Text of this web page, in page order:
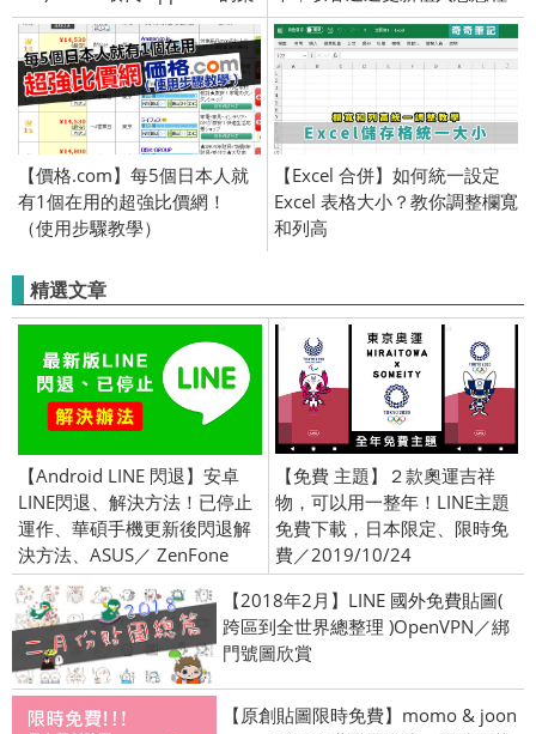
站組合包
式影响 Windows 7及XP / 國家
資通安全消息 防毒
【價格.com】每5個日本人就
有1個在用的超強比價網！
（使用步驟教學）
【Excel 合併】如何統一設定
Excel 表格大小？教你調整欄寬
和列高
精選文章
【Android LINE 閃退】安卓
LINE閃退、解決方法！已停止
運作、華碩手機更新後閃退解
決方法、ASUS／ ZenFone
【免費 主題】２款奧運吉祥
物，可以用一整年！LINE主題
免費下載，日本限定、限時免
費／2019/10/24
【2018年2月】LINE 國外免費貼圖(
跨區到全世界總整理 )OpenVPN／綁
門號圖欣賞
【原創貼圖限時免費】momo & joon